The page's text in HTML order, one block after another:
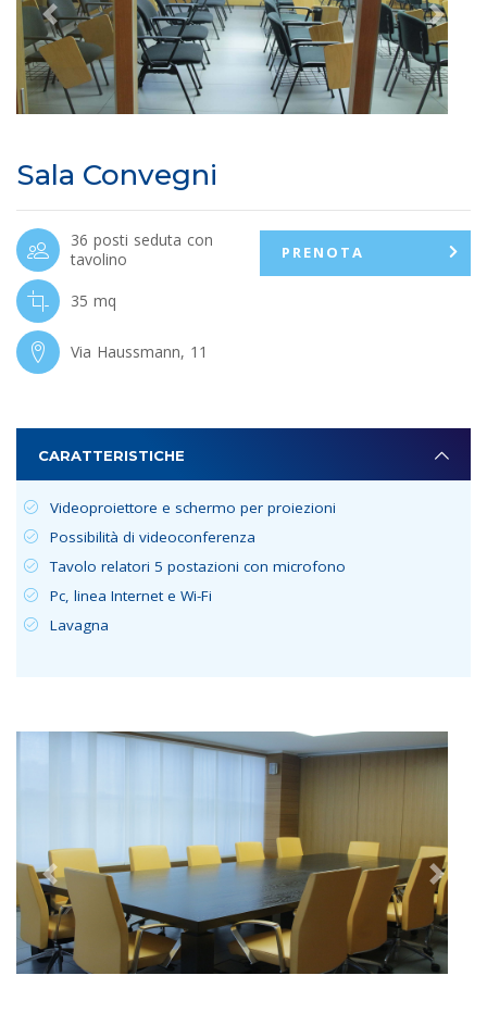
Previous Next
Sala Convegni
36 posti seduta con
tavolino
35 mq
Via Haussmann, 11
PRENOTA
CARATTERISTICHE
Videoproiettore e schermo per proiezioni
Possibilità di videoconferenza
Tavolo relatori 5 postazioni con microfono
Pc, linea Internet e Wi-Fi
Lavagna
Previous Next